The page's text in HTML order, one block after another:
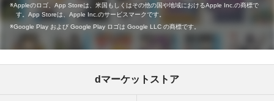
Appleのロゴ、App Storeは、米国もしくはその他の国や地域におけるApple Inc.の商標で
す。App Storeは、Apple Inc.のサービスマークです。
Google Play および Google Play ロゴは Google LLC の商標です。
dマーケットストア